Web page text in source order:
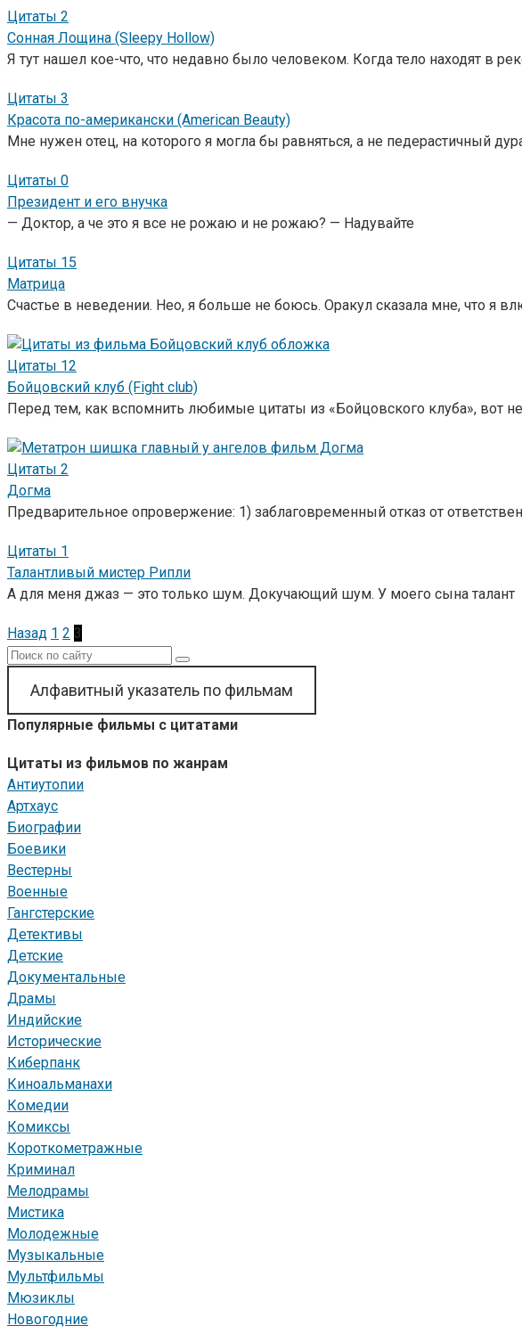
Цитаты 2
Сонная Лощина (Sleepy Hollow)
Я тут нашел кое-что, что недавно было человеком. Когда тело находят в
Цитаты 3
Красота по-американски (American Beauty)
Мне нужен отец, на которого я могла бы равняться, а не педерастичный
Цитаты 0
Президент и его внучка
— Доктор, а че это я все не рожаю и не рожаю? — Надувайте
Цитаты 15
Матрица
Счастье в неведении. Нео, я больше не боюсь. Оракул сказала мне, что я
Цитаты 12
Бойцовский клуб (Fight club)
Перед тем, как вспомнить любимые цитаты из «Бойцовского клуба», вот
Цитаты 2
Догма
Предварительное опровержение: 1) заблаговременный отказ от
Цитаты 1
Талантливый мистер Рипли
А для меня джаз — это только шум. Докучающий шум. У моего сына талант
Пагинация
записей
Назад 1 2 3
Поиск:
Алфавитный указатель по фильмам
Популярные фильмы с цитатами
Цитаты из фильмов по жанрам
Антиутопии
Артхаус
Биографии
Боевики
Вестерны
Военные
Гангстерские
Детективы
Детские
Документальные
Драмы
Индийские
Исторические
Киберпанк
Киноальманахи
Комедии
Комиксы
Короткометражные
Криминал
Мелодрамы
Мистика
Молодежные
Музыкальные
Мультфильмы
Мюзиклы
Новогодние